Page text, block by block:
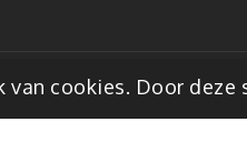
van cookies. Door
van